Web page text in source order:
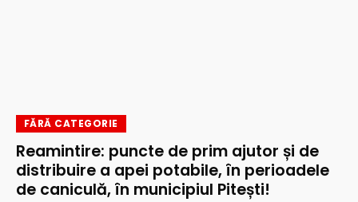
FĂRĂ CATEGORIE
Reamintire: puncte de prim ajutor și de
distribuire a apei potabile, în perioadele
de caniculă, în municipiul Pitești!